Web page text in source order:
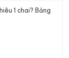
1 chai? Bảng